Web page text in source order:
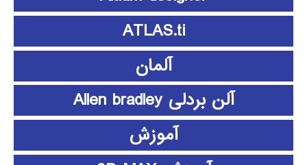
ATLAS.ti
آلمان
آلن بردلی Allen bradley
آموزش